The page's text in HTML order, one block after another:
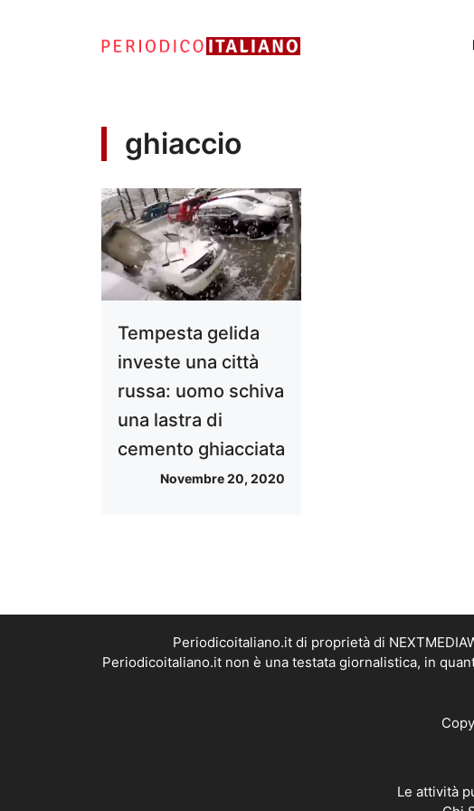
ghiaccio
Tempesta gelida
investe una città
russa: uomo schiva
una lastra di
cemento ghiacciata
Novembre 20, 2020
Periodicoitaliano.it di proprietà di
Periodicoitaliano.it non è una testata giornalistica, in
Le attività